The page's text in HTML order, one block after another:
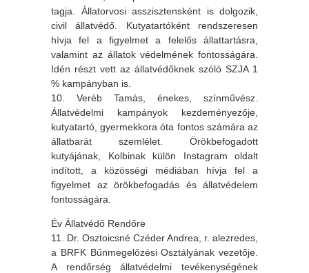
tagja. Állatorvosi asszisztensként is dolgozik,
civil állatvédő. Kutyatartóként rendszeresen
hívja fel a figyelmet a felelős állattartásra,
valamint az állatok védelmének fontosságára.
Idén részt vett az állatvédőknek szóló SZJA 1
% kampányban is.
10. Veréb Tamás, énekes, színművész.
Állatvédelmi kampányok kezdeményezője,
kutyatartó, gyermekkora óta fontos számára az
állatbarát szemlélet. Örökbefogadott
kutyájának, Kolbinak külön Instagram oldalt
indított, a közösségi médiában hívja fel a
figyelmet az örökbefogadás és állatvédelem
fontosságára.
Év Állatvédő Rendőre
11. Dr. Osztoicsné Czéder Andrea, r. alezredes,
a BRFK Bűnmegelőzési Osztályának vezetője.
A rendőrség állatvédelmi tevékenységének